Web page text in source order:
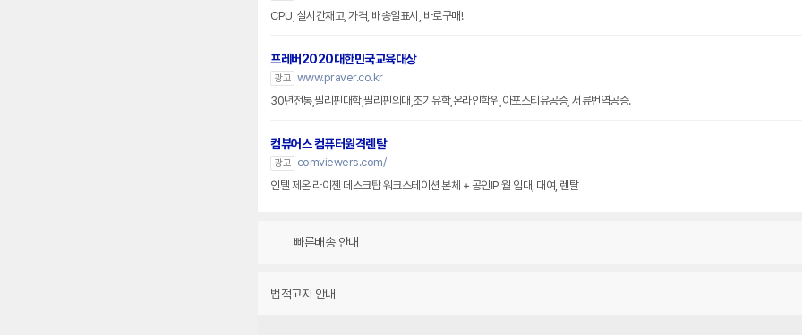
CPU, 실시간재고, 가격, 배송일표시, 바로구매!
프레버2020대한민국교육대상
광고 www.praver.co.kr
30년전통,필리핀대학,필리핀의대,조기유학,온라인학위,아포스티유공증, 서류번역공증.
컴뷰어스 컴퓨터원격렌탈
광고
comviewers.com/
인텔 제온 라이젠 데스크탑 워크스테이션 본체 + 공인IP 월 임대, 대여, 렌탈
빠른배송 안내
법적고지 안내